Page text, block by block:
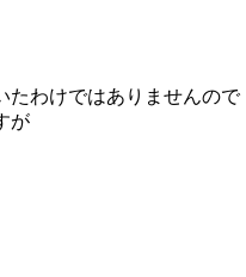
たわけではありませんので
が